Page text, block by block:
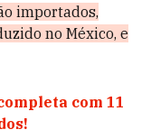
importados,
no México, e
com 11